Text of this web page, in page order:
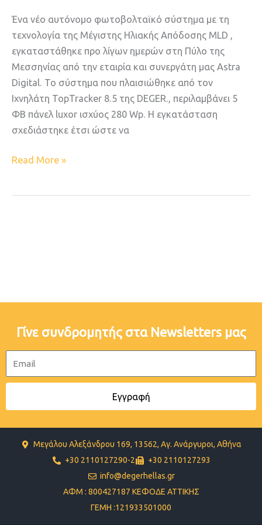
Ένα νέο αυτόνομο φωτοβολταϊκό σύστημα με τη
τεχνολογία της Μέγιστης Ηλιακής Απόδοσης MLD ,
εγκαταστάθηκε προ λίγων ημερών στη Πύλο της
Μεσσηνίας από την εταιρία και συνεργάτη μας Astra
Digital. Το σύστημα που πλαισιώθηκε από τον
Ιχνηλάτη TopTracker 8.5 της DEGER., περιλαμβάνει 5
ΦΒ πάνελ luxor ισχύος 280 Wp. H εγκατάσταση
σχεδιάστηκε έτσι ώστε να
Read More »
Γίνε συνδρομητής στα Newsletters μας
Εγγραφή
Μεγάλου Αλεξάνδρου 169, 13562, Αγ. Ανάργυροι, Αθήνα
+30 2110127290-2
+30 2110127293
info@degerhellas.gr
ΑΦΜ : 800427187 ΚΕΦΟΔΕ ΑΤΤΙΚΗΣ
ΓΕΜΗ :121933501000